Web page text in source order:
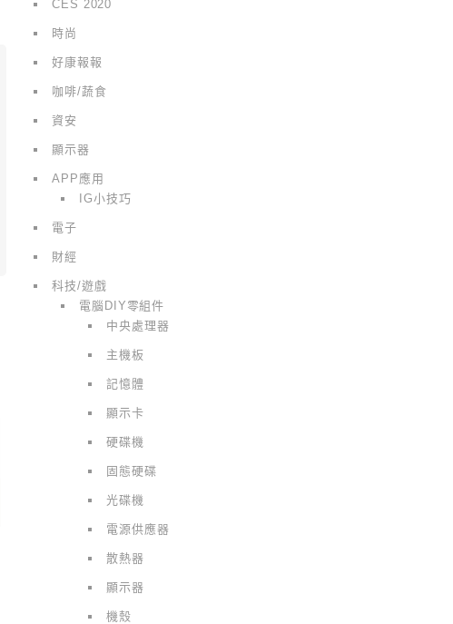
CES 2020
時尚
好康報報
咖啡/蔬食
資安
顯示器
APP應用
IG小技巧
電子
財經
科技/遊戲
電腦DIY零組件
中央處理器
主機板
記憶體
顯示卡
硬碟機
固態硬碟
光碟機
電源供應器
散熱器
顯示器
機殼